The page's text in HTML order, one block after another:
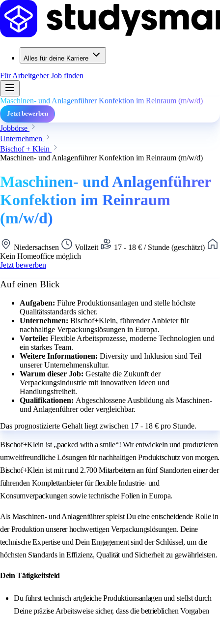
Alles für deine Karriere
Für ArbeitgeberJob finden
Maschinen- und Anlagenführer Konfektion im Reinraum (m/w/d)
Jetzt bewerben
Jobbörse
Unternehmen
Bischof + Klein
Maschinen- und Anlagenführer Konfektion im Reinraum (m/w/d)
Maschinen- und Anlagenführer
Konfektion im Reinraum
(m/w/d)
Niedersachsen Vollzeit
17 - 18 € / Stunde (geschätzt)
Kein Homeoffice möglich
Jetzt bewerben
Auf einen Blick
Aufgaben: Führe Produktionsanlagen und stelle höchste
Qualitätsstandards sicher.
Unternehmen: Bischof+Klein, führender Anbieter für
nachhaltige Verpackungslösungen in Europa.
Vorteile: Flexible Arbeitsprozesse, moderne Technologien und
ein starkes Team.
Weitere Informationen: Diversity und Inklusion sind Teil
unserer Unternehmenskultur.
Warum dieser Job: Gestalte die Zukunft der
Verpackungsindustrie mit innovativen Ideen und
Handlungsfreiheit.
Qualifikationen: Abgeschlossene Ausbildung als Maschinen-
und Anlagenführer oder vergleichbar.
Das prognostizierte Gehalt liegt zwischen 17 - 18 € pro Stunde.
Bischof+Klein ist „packed with a smile“! Wir entwickeln und produzieren
umweltfreundliche Lösungen für nachhaltigen Produktschutz von morgen.
Bischof+Klein ist mit rund 2.700 Mitarbeitern an fünf Standorten einer der
führenden Komplettanbieter für flexible Industrie- und
Konsumverpackungen sowie technische Folien in Europa.
Als Maschinen- und Anlagenführer spielst Du eine entscheidende Rolle in
der Produktion unserer hochwertigen Verpackungslösungen. Deine
technische Expertise und Dein Engagement sind der Schlüssel, um die
höchsten Standards in Effizienz, Qualität und Sicherheit zu gewährleisten.
Dein Tätigkeitsfeld
Du führst technisch artgleiche Produktionsanlagen und stellst durch
Deine präzise Arbeitsweise sicher, dass die betrieblichen Vorgaben